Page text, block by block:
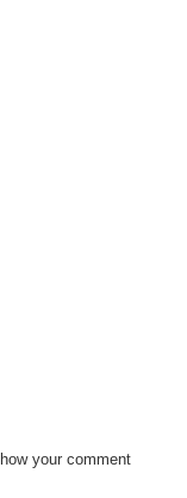
your comment